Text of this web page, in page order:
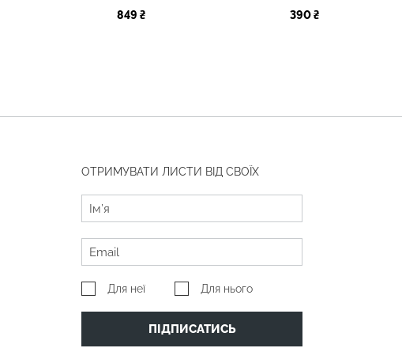
849 ₴
390 ₴
ОТРИМУВАТИ ЛИСТИ ВІД СВОЇХ
Для неї Для нього
ПІДПИСАТИСЬ